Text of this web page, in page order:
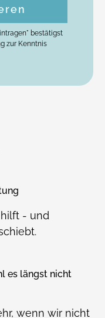
bestätigst
zur Kenntnis
- und
es längst nicht
wenn wir nicht